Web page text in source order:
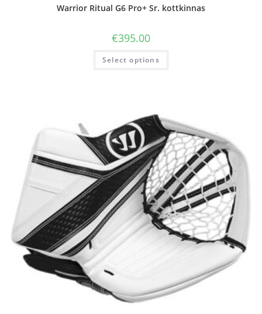
Warrior Ritual G6 Pro+ Sr. kottkinnas
€395.00
Select options